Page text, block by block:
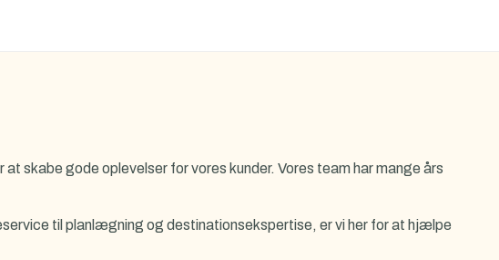
skabe gode oplevelser for vores kunder. Vores team har mange års
til planlægning og destinationsekspertise, er vi her for at hjælpe